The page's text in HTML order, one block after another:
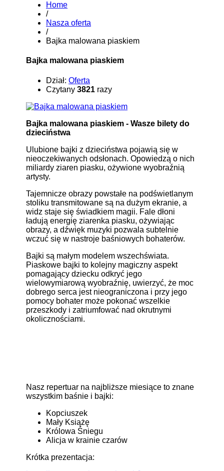
Home
/
Nasza oferta
/
Bajka malowana piaskiem
Bajka malowana piaskiem
Dział: Oferta
Czytany 3821 razy
Bajka malowana piaskiem - Wasze bilety do
dzieciństwa
Ulubione bajki z dzieciństwa pojawią się w
nieoczekiwanych odsłonach. Opowiedzą o nich
miliardy ziaren piasku, ożywione wyobraźnią
artysty.
Tajemnicze obrazy powstałe na podświetlanym
stoliku transmitowane są na dużym ekranie, a
widz staje się świadkiem magii. Fale dłoni
ładują energię ziarenka piasku, ożywiając
obrazy, a dźwięk muzyki pozwala subtelnie
wczuć się w nastroje baśniowych bohaterów.
Bajki są małym modelem wszechświata.
Piaskowe bajki to kolejny magiczny aspekt
pomagający dziecku odkryć jego
wielowymiarową wyobraźnię, uwierzyć, że moc
dobrego serca jest nieograniczona i przy jego
pomocy bohater może pokonać wszelkie
przeszkody i zatriumfować nad okrutnymi
okolicznościami.
Nasz repertuar na najbliższe miesiące to znane
wszystkim baśnie i bajki:
Kopciuszek
Mały Książę
Królowa Śniegu
Alicja w krainie czarów
Krótka prezentacja: